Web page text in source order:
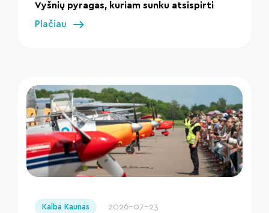
Vyšnių pyragas, kuriam sunku atsispirti
Plačiau
Kalba Kaunas 2026-07-23